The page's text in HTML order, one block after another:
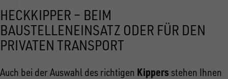
HECKKIPPER – BEIM
BAUSTELLENEINSATZ ODER FÜR DEN
PRIVATEN TRANSPORT
Auch bei der Auswahl des richtigen Kippers stehen Ihnen